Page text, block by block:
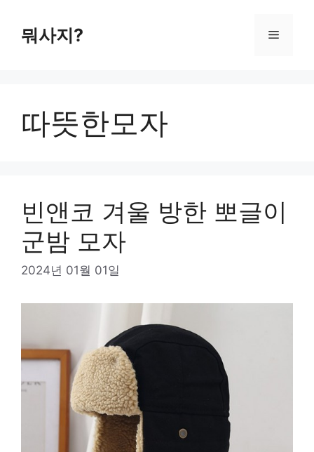
뭐사지? 메
따뜻한모자
빈앤코 겨울 방한 뽀글이
군밤 모자
2024년 01월 01일